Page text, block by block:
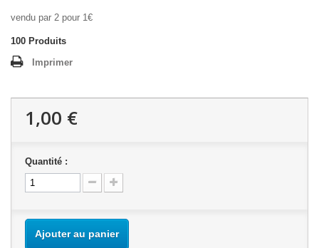
vendu par 2 pour 1€
100 Produits
Imprimer
1,00 €
Quantité :
Ajouter au panier